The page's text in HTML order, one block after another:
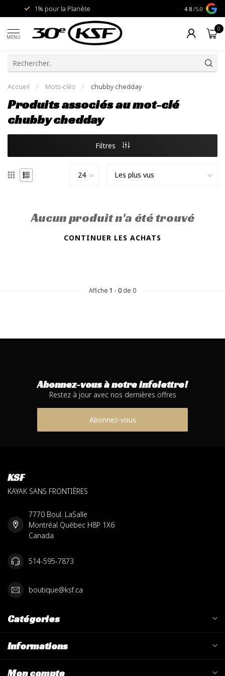
1% pour la Planète Livraison
4.8 /5.0
MENU
0
Accueil / Mots-clés / chubby chedday
Produits associés au mot-clé
chubby chedday
Filtres
Aucun produit n'a été trouvé
CONTINUER LES ACHATS
Affiche 1 -0 de 0
Abonnez-vous à notre infolettre!
Restez à jour avec nos dernières offres
Abonnez-vous
KSF
KAYAK SANS FRONTIÈRES
7770 Boul. LaSalle
Montréal Québec H8P 1X6
Canada
514-595-7873
boutique@ksf.ca
Catégories
Informations
Mon compte